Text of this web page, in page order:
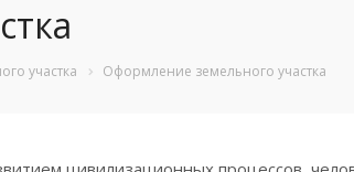
участка Оформление земельного участка